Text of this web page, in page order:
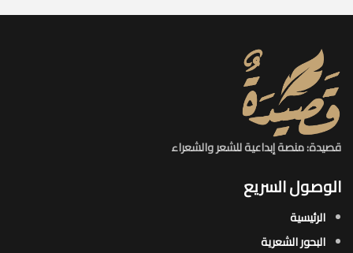
قصيدة: منصة إبداعية للشعر والشعراء
الوصول السريع
الرئيسية
البحور الشعرية​